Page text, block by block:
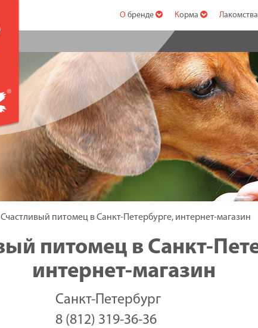
О бренде Корма Лакомства
Счастливый питомец в Санкт-Петербурге, интернет-магазин
интернет-магазин
Санкт-Петербург
8 (812) 319-36-36